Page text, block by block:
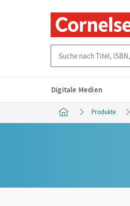
Digitale Medien
Produkte